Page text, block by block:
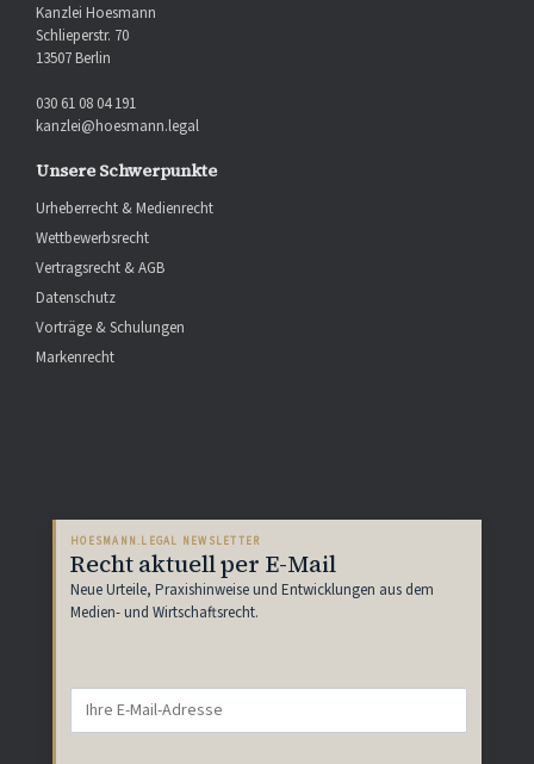
Kanzlei Hoesmann
Schlieperstr. 70
13507 Berlin
030 61 08 04 191
kanzlei@hoesmann.legal
Unsere Schwerpunkte
Urheberrecht & Medienrecht
Wettbewerbsrecht
Vertragsrecht & AGB
Datenschutz
Vorträge & Schulungen
Markenrecht
HOESMANN.LEGAL NEWSLETTER
Recht aktuell per E-Mail
Neue Urteile, Praxishinweise und Entwicklungen aus dem
Medien- und Wirtschaftsrecht.